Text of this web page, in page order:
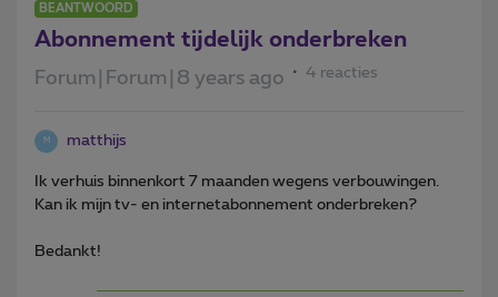
BEANTWOORD
Abonnement tijdelijk onderbreken
Forum|Forum|8 years ago 4 reacties
M matthijs
Ik verhuis binnenkort 7 maanden wegens verbouwingen.
Kan ik mijn tv- en internetabonnement onderbreken?
Bedankt!